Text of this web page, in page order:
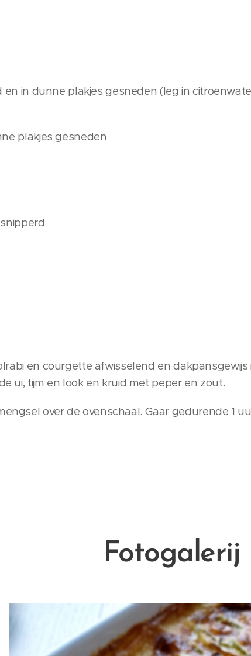
en in dunne plakjes gesneden (leg in
plakjes gesneden
en courgette afwisselend en
ui, tijm en look en kruid met peper en zout.
over de ovenschaal. Gaar gedurende 1
Fotogalerij